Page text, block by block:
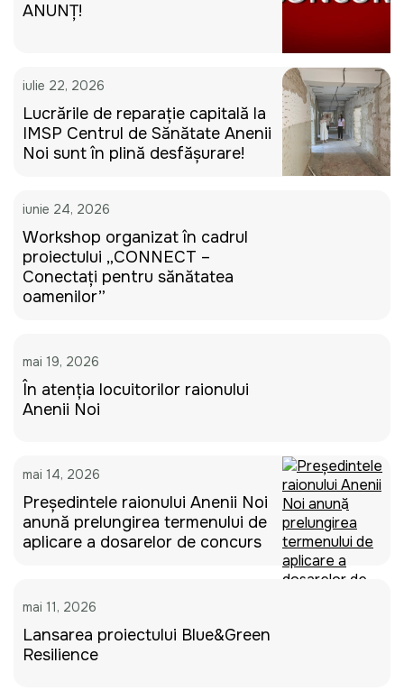
ANUNȚ!
iulie 22, 2026
Lucrările de reparație capitală la
IMSP Centrul de Sănătate Anenii
Noi sunt în plină desfășurare!
iunie 24, 2026
Workshop organizat în cadrul
proiectului „CONNECT –
Conectați pentru sănătatea
oamenilor”
mai 19, 2026
În atenția locuitorilor raionului
Anenii Noi
mai 14, 2026
Președintele raionului Anenii Noi
anunță prelungirea termenului de
aplicare a dosarelor de concurs
mai 11, 2026
Lansarea proiectului Blue&Green
Resilience